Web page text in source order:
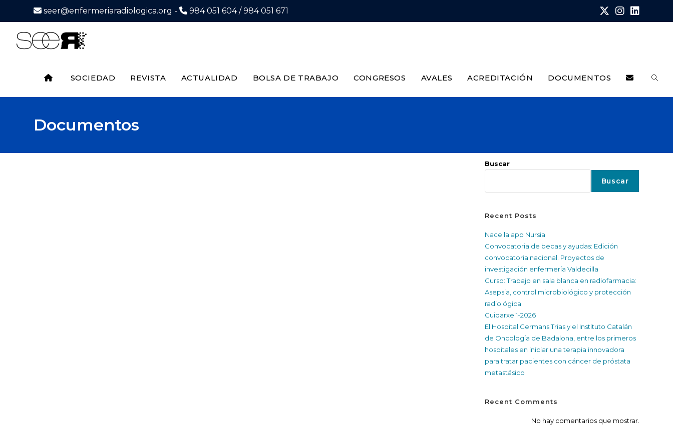
seer@enfermeriaradiologica.org - 984 051 604 / 984 051 671
SOCIEDAD REVISTA ACTUALIDAD BOLSA DE TRABAJO CONGRESOS AVALES ACREDITACIÓN DOCUMENTOS
Documentos
Buscar
Buscar
Recent Posts
Nace la app Nursia
Convocatoria de becas y ayudas: Edición
convocatoria nacional. Proyectos de
investigación enfermería Valdecilla
Curso: Trabajo en sala blanca en radiofarmacia:
Asepsia, control microbiológico y protección
radiológica
Cuidarxe 1-2026
El Hospital Germans Trias y el Instituto Catalán
de Oncología de Badalona, entre los primeros
hospitales en iniciar una terapia innovadora
para tratar pacientes con cáncer de próstata
metastásico
Recent Comments
No hay comentarios que mostrar.